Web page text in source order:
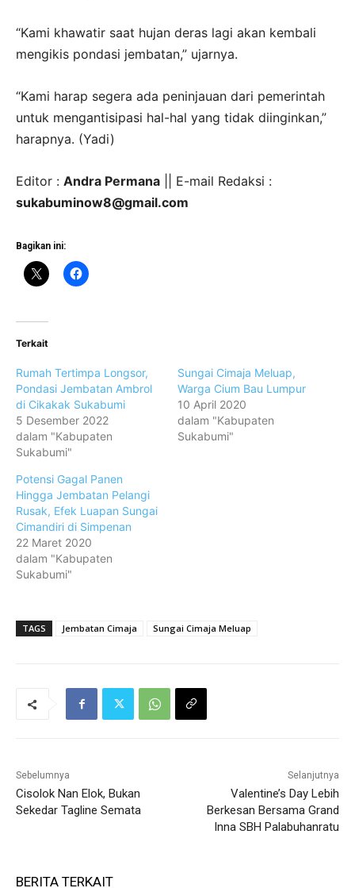
“Kami khawatir saat hujan deras lagi akan kembali
mengikis pondasi jembatan,” ujarnya.
“Kami harap segera ada peninjauan dari pemerintah
untuk mengantisipasi hal-hal yang tidak diinginkan,”
harapnya. (Yadi)
Editor : Andra Permana || E-mail Redaksi :
sukabuminow8@gmail.com
Bagikan ini:
Terkait
Rumah Tertimpa Longsor,
Pondasi Jembatan Ambrol
di Cikakak Sukabumi
5 Desember 2022
dalam "Kabupaten
Sukabumi"
Sungai Cimaja Meluap,
Warga Cium Bau Lumpur
10 April 2020
dalam "Kabupaten
Sukabumi"
Potensi Gagal Panen
Hingga Jembatan Pelangi
Rusak, Efek Luapan Sungai
Cimandiri di Simpenan
22 Maret 2020
dalam "Kabupaten
Sukabumi"
TAGS Jembatan Cimaja Sungai Cimaja Meluap
Sebelumnya
Cisolok Nan Elok, Bukan
Sekedar Tagline Semata
Selanjutnya
Valentine’s Day Lebih
Berkesan Bersama Grand
Inna SBH Palabuhanratu
BERITA TERKAIT